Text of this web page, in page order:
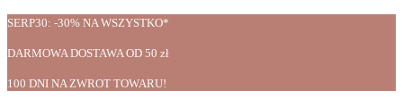
SERP30: -30% NA WSZYSTKO*
DARMOWA DOSTAWA OD 50 zł
100 DNI NA ZWROT TOWARU!